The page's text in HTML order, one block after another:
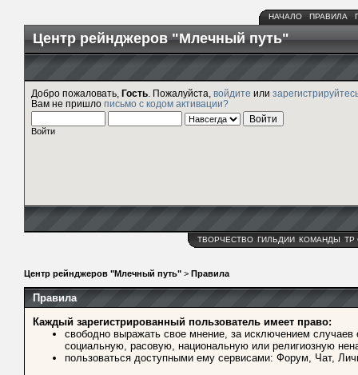
НАЧАЛО ПРАВИЛА
Центр рейнджеров "Млечный путь"
Добро пожаловать, Гость . Пожалуйста, войдите или
Вам не пришло письмо с кодом активации?
Войти
ТВОРЧЕСТВО ГИЛЬДИИ КОМАНДЫ ТР
Центр рейнджеров "Млечный путь" > Правила
Правила
Каждый зарегистрированный пользователь имеет право:
свободно выражать свое мнение, за исключением
социальную, расовую, национальную или религиозную
пользоваться доступными ему сервисами: Форум, Чат,